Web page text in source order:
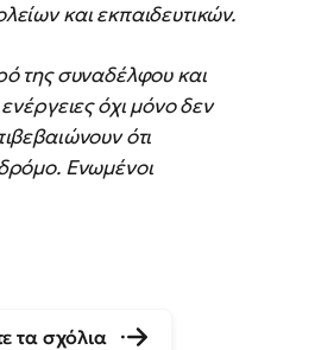
και εκπαιδευτικών.
της συναδέλφου και
όχι μόνο δεν
ότι
Ενωμένοι
τα σχόλια